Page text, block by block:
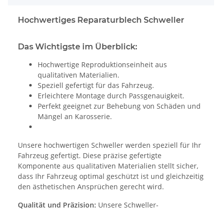
Hochwertiges Reparaturblech Schweller
Das Wichtigste im Überblick:
Hochwertige Reproduktionseinheit aus
qualitativen Materialien.
Speziell gefertigt für das Fahrzeug.
Erleichtere Montage durch Passgenauigkeit.
Perfekt geeignet zur Behebung von Schäden und
Mängel an Karosserie.
Unsere hochwertigen Schweller werden speziell für Ihr
Fahrzeug gefertigt. Diese präzise gefertigte
Komponente aus qualitativen Materialien stellt sicher,
dass Ihr Fahrzeug optimal geschützt ist und gleichzeitig
den ästhetischen Ansprüchen gerecht wird.
Qualität und Präzision: Unsere Schweller-